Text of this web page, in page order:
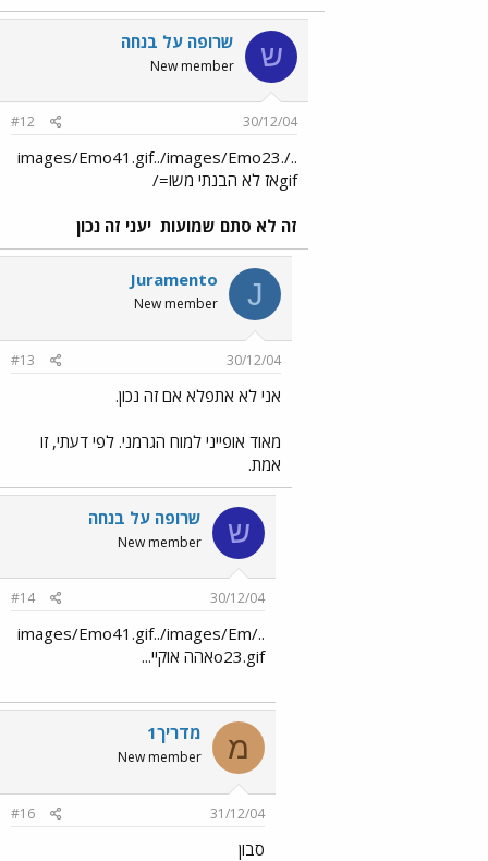
ש שרופה על בנחה
New member
30/12/04
#12
../images/Emo41.gif../images/Emo23.
gifאז לא הבנתי משו=/
זה לא סתם שמועות יעני זה נכון
J
Juramento
New member
30/12/04
#13
אני לא אתפלא אם זה נכון.
מאוד אופייני למוח הגרמני. לפי דעתי, זו
אמת.
ש שרופה על בנחה
New member
30/12/04
#14
../images/Emo41.gif../images/Em
o23.gifאהה אוקיי...
מ מדריך1
New member
31/12/04
#16
סבון